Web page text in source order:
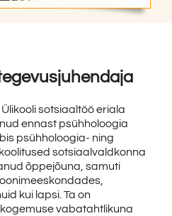
sotsiaaltöö eriala
ennast psühholoogia
psühholoogia- ning
sotsiaalvaldkonna
õppejõuna, samuti
kui lapsi. Ta on
vabatahtlikuna